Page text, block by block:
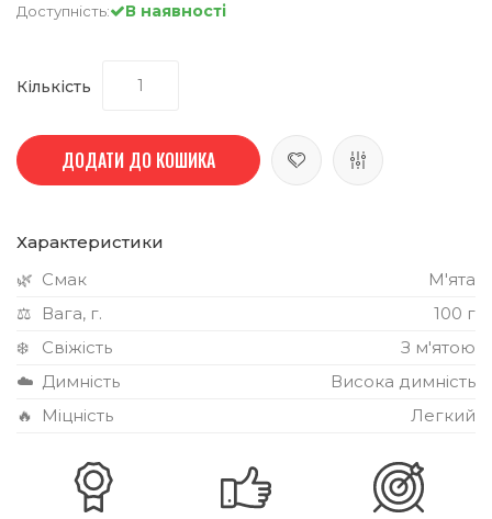
Доступність:
В наявності
Кількість
ДОДАТИ ДО КОШИКА
Характеристики
🌿 Смак
М'ята
⚖️
Вага, г.
100 г
❄️
Свіжість
З м'ятою
☁️ Димність
Висока димність
🔥
Міцність Легкий